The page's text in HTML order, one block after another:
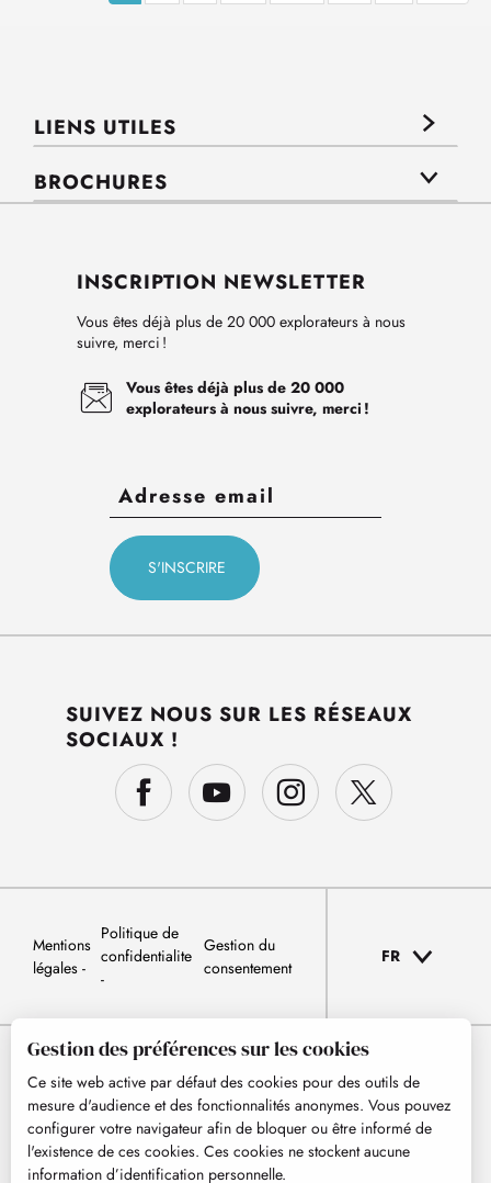
LIENS UTILES
BROCHURES
INSCRIPTION NEWSLETTER
Vous êtes déjà plus de 20 000 explorateurs à nous
suivre, merci !
Vous êtes déjà plus de 20 000
explorateurs à nous suivre, merci !
SUIVEZ NOUS SUR LES RÉSEAUX
SOCIAUX !
Mentions
légales
Politique de
confidentialite
Gestion du
consentement
FR
Gestion des préférences sur les cookies
Ce site web active par défaut des cookies pour des outils de
mesure d'audience et des fonctionnalités anonymes. Vous pouvez
configurer votre navigateur afin de bloquer ou être informé de
l'existence de ces cookies. Ces cookies ne stockent aucune
information d’identification personnelle.